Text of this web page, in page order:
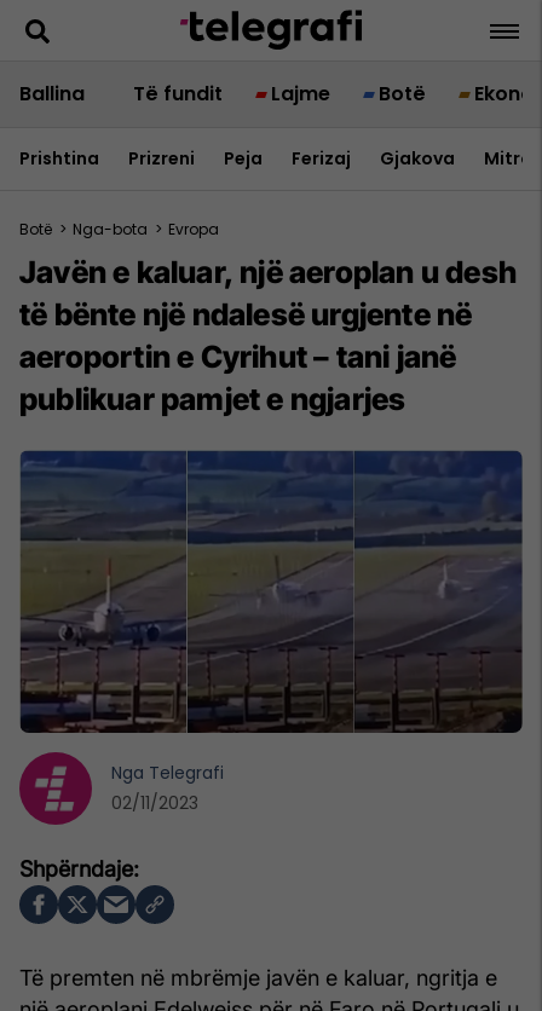
Ballina Të fundit Lajme Botë
Prishtina Prizreni Peja Ferizaj Gjakova
Botë > Nga-bota > Evropa
Javën e kaluar, një aeroplan u desh
të bënte një ndalesë urgjente në
aeroportin e Cyrihut – tani janë
publikuar pamjet e ngjarjes
Të premten në mbrëmje javën e kaluar, ngritja e
Nga Telegrafi
02/11/2023